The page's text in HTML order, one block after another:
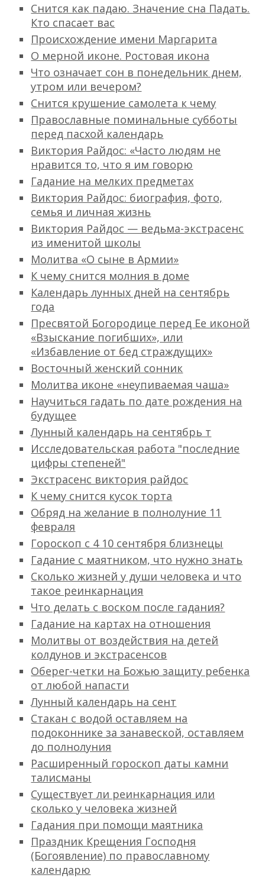
Снится как падаю. Значение сна Падать.
Кто спасает вас
Происхождение имени Маргарита
О мерной иконе. Ростовая икона
Что означает сон в понедельник днем,
утром или вечером?
Снится крушение самолета к чему
Православные поминальные субботы
перед пасхой календарь
Виктория Райдос: «Часто людям не
нравится то, что я им говорю
Гадание на мелких предметах
Виктория Райдос: биография, фото,
семья и личная жизнь
Виктория Райдос — ведьма-экстрасенс
из именитой школы
Молитва «О сыне в Армии»
К чему снится молния в доме
Календарь лунных дней на сентябрь
года
Пресвятой Богородице перед Ее иконой
«Взыскание погибших», или
«Избавление от бед страждущих»
Восточный женский сонник
Молитва иконе «неупиваемая чаша»
Научиться гадать по дате рождения на
будущее
Лунный календарь на сентябрь т
Исследовательская работа "последние
цифры степеней"
Экстрасенс виктория райдос
К чему снится кусок торта
Обряд на желание в полнолуние 11
февраля
Гороскоп с 4 10 сентября близнецы
Гадание с маятником, что нужно знать
Сколько жизней у души человека и что
такое реинкарнация
Что делать с воском после гадания?
Гадание на картах на отношения
Молитвы от воздействия на детей
колдунов и экстрасенсов
Оберег-четки на Божью защиту ребенка
от любой напасти
Лунный календарь на сент
Стакан с водой оставляем на
подоконнике за занавеской, оставляем
до полнолуния
Расширенный гороскоп даты камни
талисманы
Существует ли реинкарнация или
сколько у человека жизней
Гадания при помощи маятника
Праздник Крещения Господня
(Богоявление) по православному
календарю